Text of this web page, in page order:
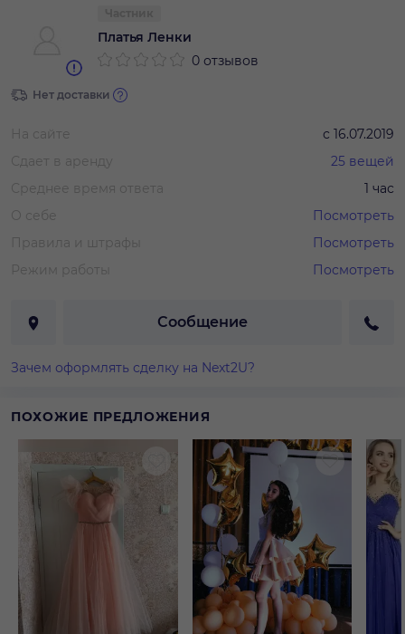
Платья Ленки
0 отзывов
Нет доставки
На сайте с 16.07.2019
Сдает в аренду
25 вещей
Среднее время ответа
1 час
О себе
Посмотреть
Правила и штрафы
Посмотреть
Режим работы
Посмотреть
Сообщение
Зачем оформлять сделку на Next2U?
ПОХОЖИЕ ПРЕДЛОЖЕНИЯ